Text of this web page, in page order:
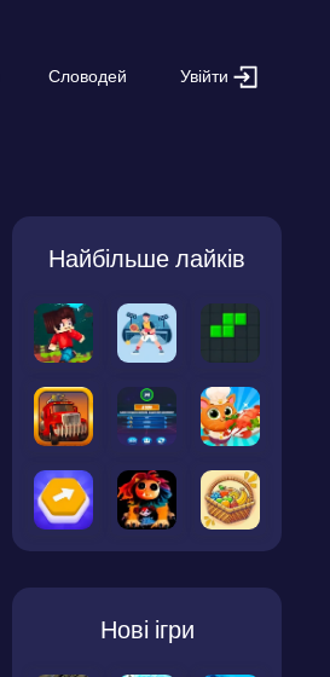
Словодей Увійти
Найбільше лайків
Нові ігри